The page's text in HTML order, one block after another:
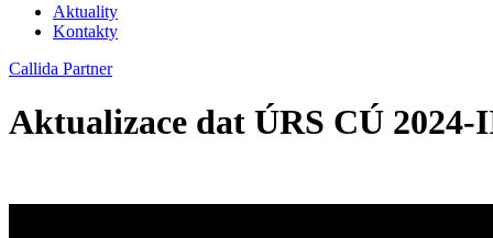
Aktuality
Kontakty
Callida Partner
Aktualizace dat ÚRS CÚ 2024-